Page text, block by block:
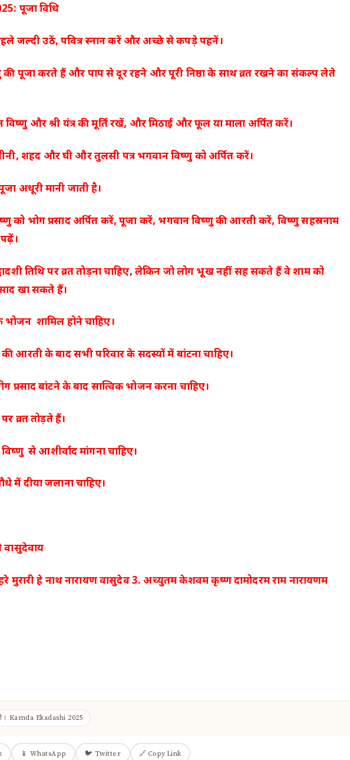
पूजा विधि
जल्दी उठें, पवित्र स्नान करें और अच्छे से कपड़े पहनें।
पूजा करते हैं और पाप से दूर रहने और पूरी निष्ठा के साथ व्रत रखने का संकल्प लेते
और श्री यंत्र की मूर्ति रखें, और मिठाई और फूल या माला अर्पित करें।
शहद और घी और तुलसी पत्र भगवान विष्णु को अर्पित करें।
अधूरी मानी जाती है।
को भोग प्रसाद अर्पित करें, पूजा करें, भगवान विष्णु की आरती करें, विष्णु सहस्रनाम
पढ़ें।
तिथि पर व्रत तोड़ना चाहिए, लेकिन जो लोग भूख नहीं सह सकते हैं वे शाम को
खा सकते हैं।
भोजन शामिल होने चाहिए।
की आरती के बाद सभी परिवार के सदस्यों में बांटना चाहिए।
प्रसाद बांटने के बाद सात्विक भोजन करना चाहिए।
व्रत तोड़ते हैं।
से आशीर्वाद मांगना चाहिए।
में दीया जलाना चाहिए।
मुरारी हे नाथ नारायण वासुदेव 3.अच्युतम केशवम कृष्ण दामोदरम राम नारायणम
Kamda Ekadashi 2025
📱 WhatsApp 🐦 Twitter 🔗 Copy Link